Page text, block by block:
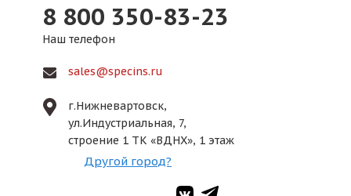
8 800 350-83-23
Наш телефон
sales@specins.ru
г.Нижневартовск,
ул.Индустриальная, 7,
строение 1 ТК «ВДНХ», 1 этаж
Другой город?